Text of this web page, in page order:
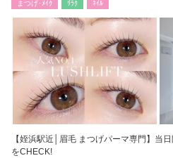
まつげ･ﾒｲｸ ﾘﾗｸ ﾈｲﾙ
【姪浜駅近│眉毛 まつげパーマ専門】当
をCHECK!